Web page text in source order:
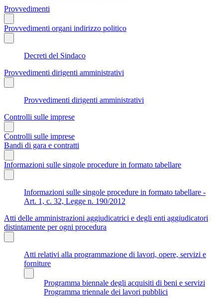
Provvedimenti
Provvedimenti organi indirizzo politico
Decreti del Sindaco
Provvedimenti dirigenti amministrativi
Provvedimenti dirigenti amministrativi
Controlli sulle imprese
Controlli sulle imprese
Bandi di gara e contratti
Informazioni sulle singole procedure in formato tabellare
Informazioni sulle singole procedure in formato tabellare -
Art. 1, c. 32, Legge n. 190/2012
Atti delle amministrazioni aggiudicatrici e degli enti aggiudicatori
distintamente per ogni procedura
Atti relativi alla programmazione di lavori, opere, servizi e
forniture
Programma biennale degli acquisiti di beni e servizi
Programma triennale dei lavori pubblici